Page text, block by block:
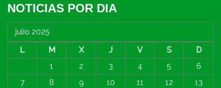
NOTICIAS POR DIA
julio 2025
L
M X J V S
D
1
2 3 4 5
6
7
8 9 10 11 12 13